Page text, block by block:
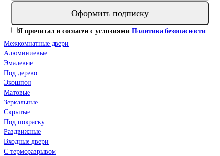
Оформить подписку
Я прочитал и согласен с условиями Политика безопасности
Межкомнатные двери
Алюминиевые
Эмалевые
Под дерево
Экошпон
Матовые
Зеркальные
Скрытые
Под покраску
Раздвижные
Входные двери
С терморазрывом